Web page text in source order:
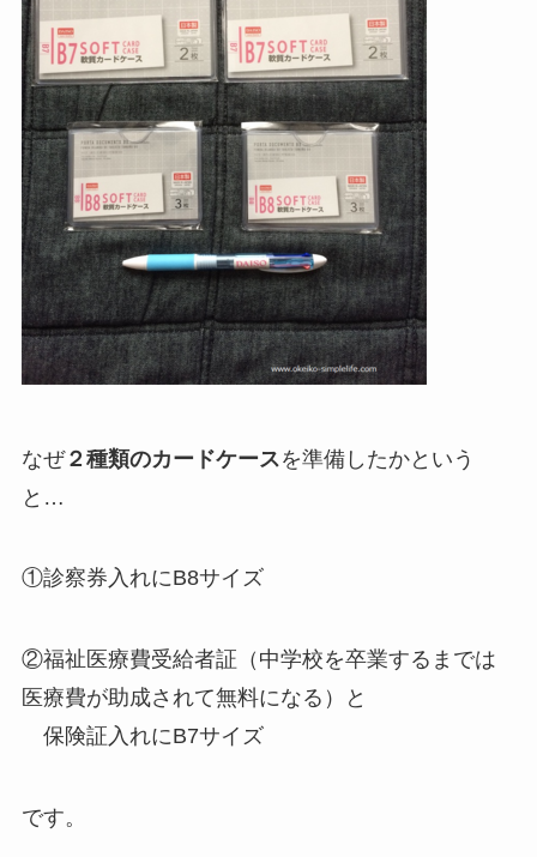
なぜ２種類のカードケースを準備したかという
と…
①診察券入れにB8サイズ
②福祉医療費受給者証（中学校を卒業するまでは
医療費が助成されて無料になる）と
保険証入れにB7サイズ
です。